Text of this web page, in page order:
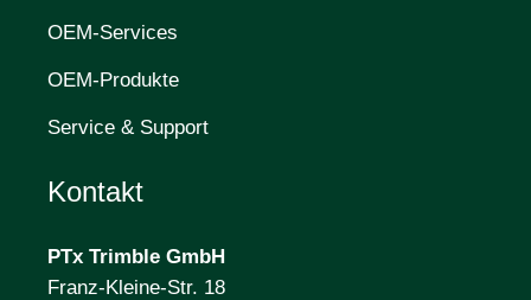
OEM-Services
OEM-Produkte
Service & Support
Kontakt
PTx Trimble GmbH
Franz-Kleine-Str. 18